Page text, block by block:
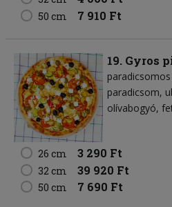
50 cm 7 910 Ft
19. Gyros
paradicsom
olívabogyó
26 cm 3 290 Ft
32 cm 39 920 Ft
50 cm 7 690 Ft